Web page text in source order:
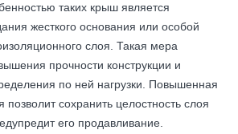
таких крыш является
жесткого основания или особой
слоя. Такая мера
прочности конструкции и
по ней нагрузки. Повышенная
позволит сохранить целостность слоя
его продавливание.